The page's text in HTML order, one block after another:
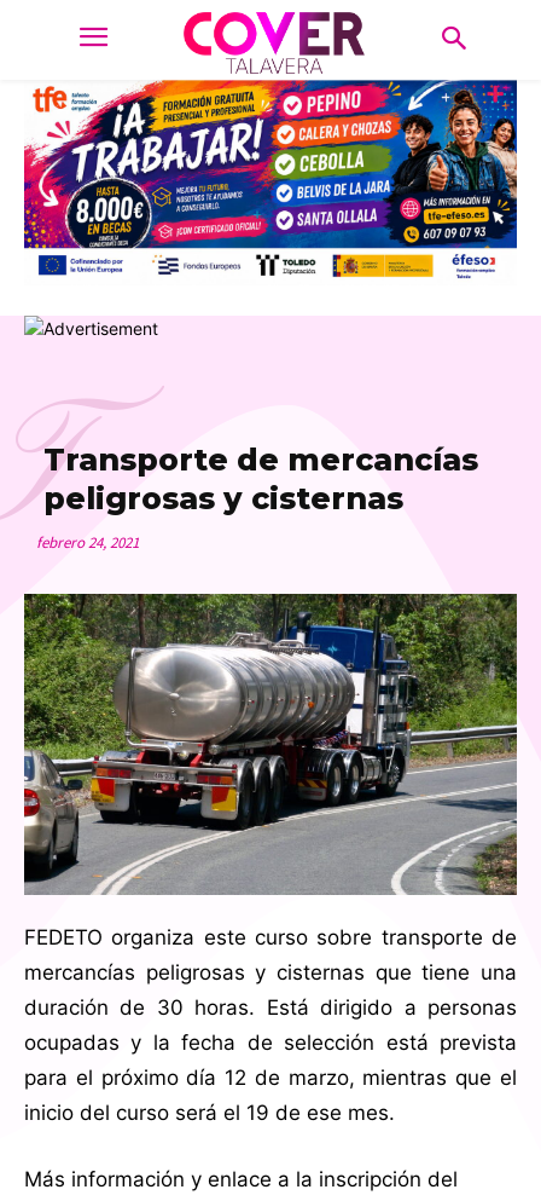
Transporte de mercancías
peligrosas y cisternas
febrero 24, 2021
FEDETO organiza este curso sobre transporte de
mercancías peligrosas y cisternas que tiene una
duración de 30 horas. Está dirigido a personas
ocupadas y la fecha de selección está prevista
para el próximo día 12 de marzo, mientras que el
inicio del curso será el 19 de ese mes.
Más información y enlace a la inscripción del